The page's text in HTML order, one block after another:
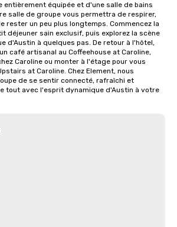
entièrement équipée et d'une salle de bains
salle de groupe vous permettra de respirer,
rester un peu plus longtemps. Commencez la
déjeuner sain exclusif, puis explorez la scène
d'Austin à quelques pas. De retour à l'hôtel,
café artisanal au Coffeehouse at Caroline,
Caroline ou monter à l'étage pour vous
at Caroline. Chez Element, nous
de se sentir connecté, rafraîchi et
tout avec l'esprit dynamique d'Austin à votre